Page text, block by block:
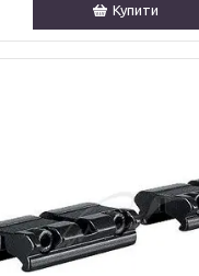
Купити